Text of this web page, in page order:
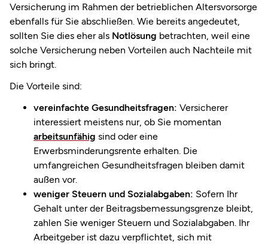
Versicherung im Rahmen der betrieblichen Altersvorsorge
ebenfalls für Sie abschließen. Wie bereits angedeutet,
sollten Sie dies eher als Notlösung betrachten, weil eine
solche Versicherung neben Vorteilen auch Nachteile mit
sich bringt.
Die Vorteile sind:
vereinfachte Gesundheitsfragen: Versicherer
interessiert meistens nur, ob Sie momentan
arbeitsunfähig sind oder eine
Erwerbsminderungsrente erhalten. Die
umfangreichen Gesundheitsfragen bleiben damit
außen vor.
weniger Steuern und Sozialabgaben: Sofern Ihr
Gehalt unter der Beitragsbemessungsgrenze bleibt,
zahlen Sie weniger Steuern und Sozialabgaben. Ihr
Arbeitgeber ist dazu verpflichtet, sich mit